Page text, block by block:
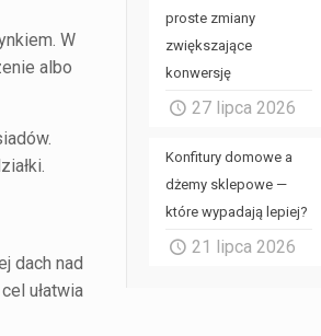
W
albo
dach nad
ułatwia
proste zmiany
zwiększające
konwersję
27 lipca 2026
Konfitury domowe a
dżemy sklepowe —
które wypadają lepiej?
21 lipca 2026